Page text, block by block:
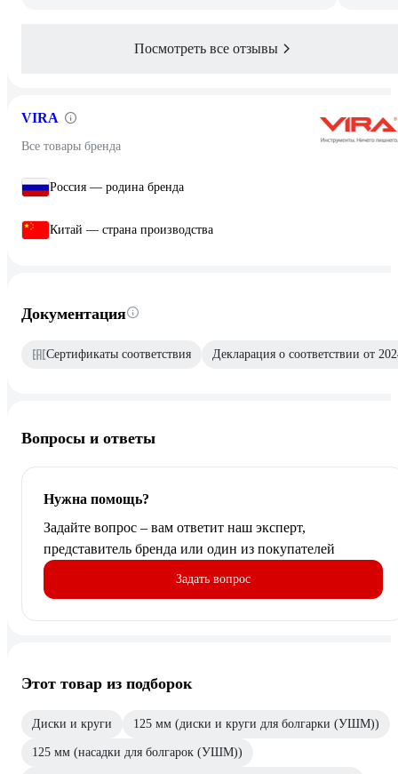
Посмотреть все отзывы
VIRA
Все товары бренда
Россия — родина бренда
Китай — страна производства
Документация
Сертификаты соответствия Декларация о соответствии от
Вопросы и ответы
Нужна помощь?
Задайте вопрос – вам ответит наш эксперт,
представитель бренда или один из покупателей
Задать вопрос
Этот товар из подборок
Диски и круги 125 мм (диски и круги для болгарки (УШМ))
125 мм (насадки для болгарок (УШМ))